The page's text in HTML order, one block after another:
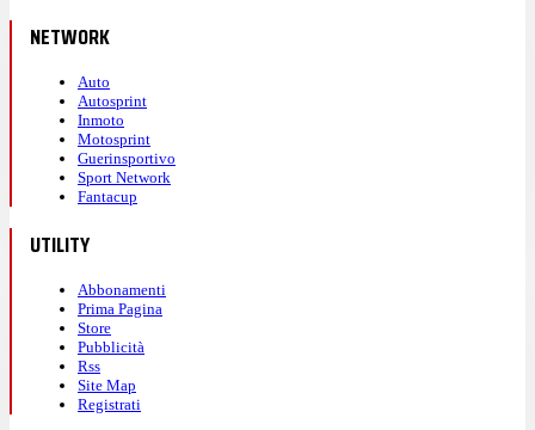
NETWORK
Auto
Autosprint
Inmoto
Motosprint
Guerinsportivo
Sport Network
Fantacup
UTILITY
Abbonamenti
Prima Pagina
Store
Pubblicità
Rss
Site Map
Registrati